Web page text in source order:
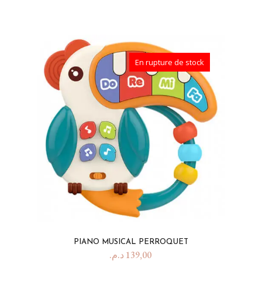
En rupture de stock
PIANO MUSICAL PERROQUET
139,00 د.م.